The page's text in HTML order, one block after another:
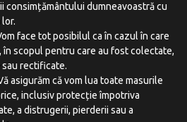
consimțământului dumneavoastră cu
face tot posibilul ca în cazul în care
scopul pentru care au fost colectate,
rectificate.
asigurăm că vom lua toate masurile
inclusiv protecție împotriva
a distrugerii, pierderii sau a